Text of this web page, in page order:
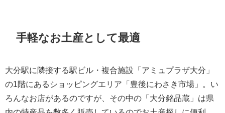
手軽なお土産として最適
大分駅に隣接する駅ビル・複合施設「アミュプラザ大分」
の1階にあるショッピングエリア「豊後にわさき市場」。い
ろんなお店があるのですが、その中の「大分銘品蔵」は県